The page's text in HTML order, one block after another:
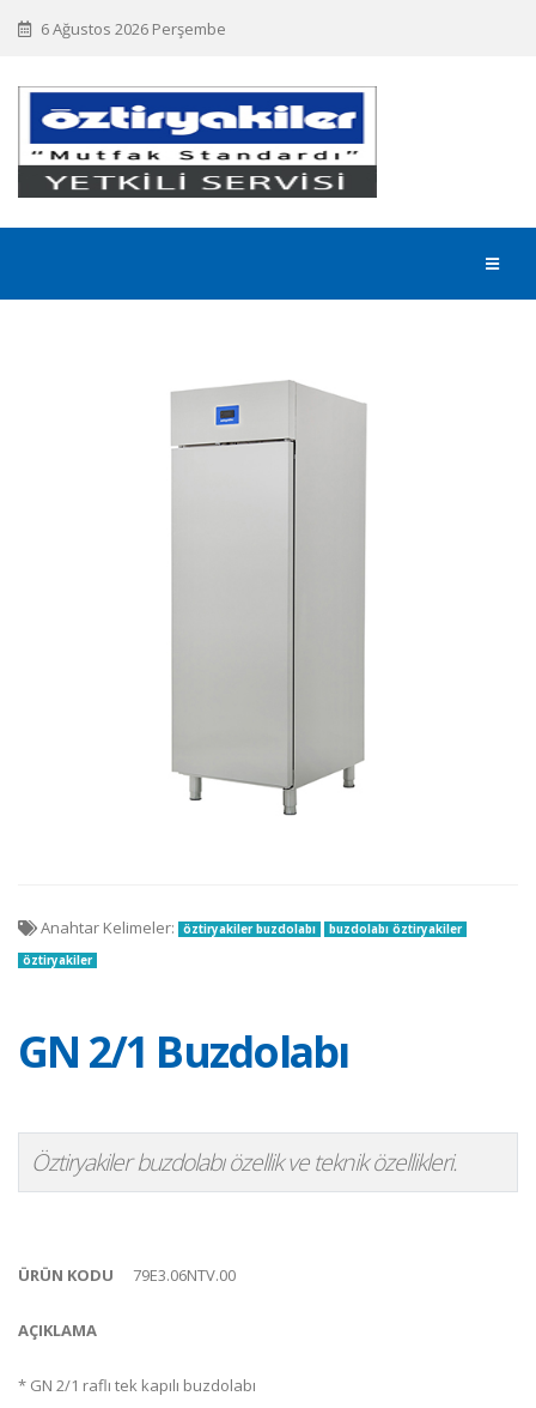
6 Ağustos 2026 Perşembe
GN 2/1 Buzdolabı
Öztiryakiler buzdolabı özellik ve teknik özellikleri.
ÜRÜN KODU 79E3.06NTV.00
AÇIKLAMA
* GN 2/1 raflı tek kapılı buzdolabı
Anahtar Kelimeler: öztiryakiler buzdolabı
buzdolabı öztiryakiler
öztiryakiler